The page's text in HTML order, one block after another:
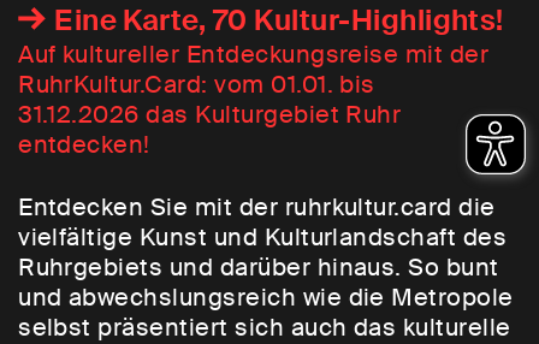
Eine Karte, 70 Kultur-Highlights!
Auf kultureller Entdeckungsreise mit der
RuhrKultur.Card: vom 01.01. bis
31.12.2026 das Kulturgebiet Ruhr
entdecken!
Entdecken Sie mit der ruhrkultur.card die
vielfältige Kunst und Kulturlandschaft des
Ruhrgebiets und darüber hinaus. So bunt
und abwechslungsreich wie die Metropole
selbst präsentiert sich auch das kulturelle